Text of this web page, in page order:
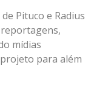
Pituco e Radius
mídias
para além